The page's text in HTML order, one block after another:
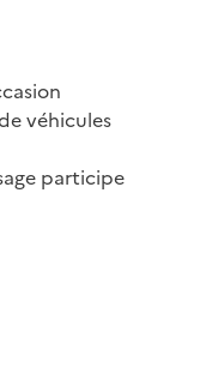
véhicules
participe